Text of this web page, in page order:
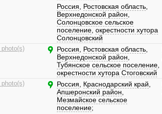
Россия
Ростовская область
Верхнедонской район
Солонцовское сельское
поселение окрестности хутора
Солонцовский
photo(s) Россия Ростовская область
Верхнедонской район
Тубянское сельское поселение
окрестности хутора Стоговский
photo(s) Россия Краснодарский край
Апшеронский район
Мезмайское сельское
поселение;